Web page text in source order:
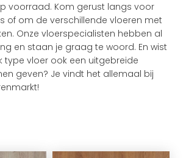
voorraad. Kom gerust langs voor
of om de verschillende vloeren met
Onze vloerspecialisten hebben al
en staan je graag te woord. En wist
type vloer ook een uitgebreide
geven? Je vindt het allemaal bij